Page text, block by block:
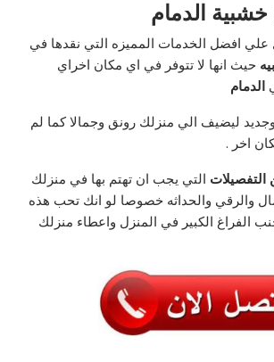
الدمام
علي افضل الخدمات المميزه التي نقدها في
حيث انها لا تتوفر في اي مكان اخراي
الدمام
ليضيف الي منزلك رونق وجمالا كما لم
اخر .
التفصيلات التي يجب ان تهتم بها في منزلك
والرقي والحداثه خصوصا لو انك تحب هذه
الفراغ الكبير في المنزل واعطاء منزلك